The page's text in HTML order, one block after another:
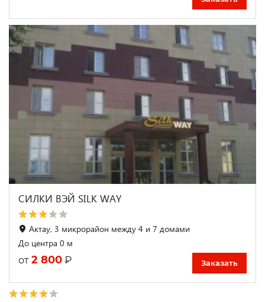
СИЛКИ ВЭЙ SILK WAY
Актау, 3 микрорайон между 4 и 7 домами
До центра 0 м
от 2 800 ₽ Заказать